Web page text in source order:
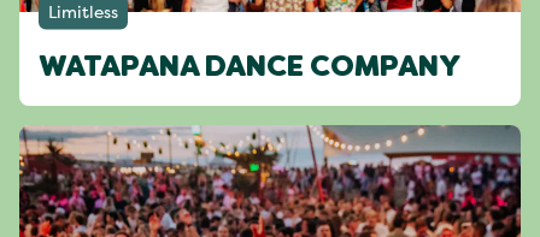
Limitless
WATAPANA DANCE COMPANY